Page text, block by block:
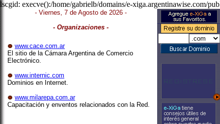
lscgid: execve():/home/gabrielb/domains/e-xiga.argentinawise.com/
- Viernes, 7 de Agosto de 2026 -
- Organizaciones -
www.cace.com.ar
El sitio de la Cámara Argentina de Comercio
Electrónico.
www.internic.com
Dominios en Internet.
www.milarepa.com.ar
Capacitación y enventos relacionados con la Red.